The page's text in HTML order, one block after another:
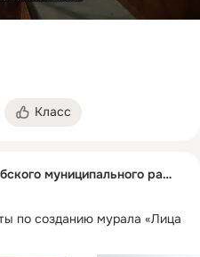
Класс
Администрация Перелюбского муниципального района
по созданию мурала «Лица